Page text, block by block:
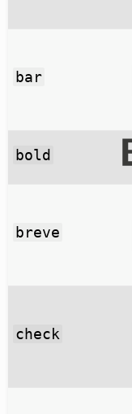
bar
bold
breve
check